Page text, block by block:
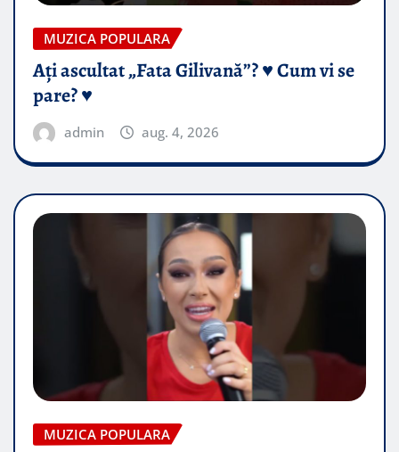
MUZICA POPULARA
Ați ascultat „Fata Gilivană”? ♥️ Cum vi se
pare? ♥️
admin aug. 4, 2026
MUZICA POPULARA